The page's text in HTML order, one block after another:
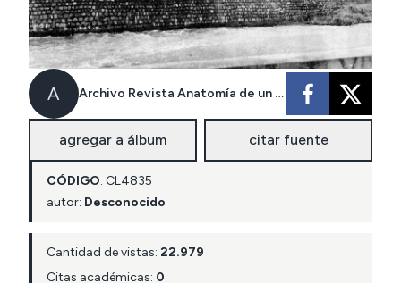
A Archivo Revista Anatomía de un Fracaso
agregar a álbum citar fuente
CÓDIGO: CL4835
autor: Desconocido
Cantidad de vistas: 22.979
Citas académicas: 0